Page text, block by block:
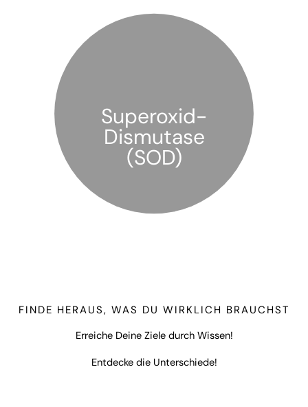
Superoxid-
Dismutase
(SOD)
FINDE HERAUS, WAS DU WIRKLICH BRAUCHST
Erreiche Deine Ziele durch Wissen!
Entdecke die Unterschiede!